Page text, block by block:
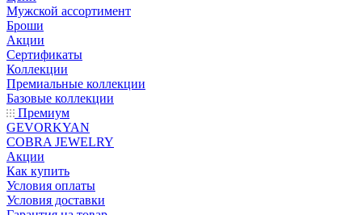
Мужской ассортимент
Броши
Акции
Сертификаты
Коллекции
Премиальные коллекции
Базовые коллекции
Премиум
GEVORKYAN
COBRA JEWELRY
Акции
Как купить
Условия оплаты
Условия доставки